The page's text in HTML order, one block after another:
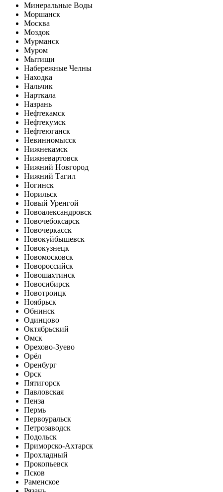
Минеральные Воды
Моршанск
Москва
Моздок
Мурманск
Муром
Мытищи
Набережные Челны
Находка
Нальчик
Нарткала
Назрань
Нефтекамск
Нефтекумск
Нефтеюганск
Невинномысск
Нижнекамск
Нижневартовск
Нижний Новгород
Нижний Тагил
Ногинск
Норильск
Новый Уренгой
Новоалександровск
Новочебоксарск
Новочеркасск
Новокуйбышевск
Новокузнецк
Новомосковск
Новороссийск
Новошахтинск
Новосибирск
Новотроицк
Ноябрьск
Обнинск
Одинцово
Октябрьский
Омск
Орехово-Зуево
Орёл
Оренбург
Орск
Пятигорск
Павловская
Пенза
Пермь
Первоуральск
Петрозаводск
Подольск
Приморско-Ахтарск
Прохладный
Прокопьевск
Псков
Раменское